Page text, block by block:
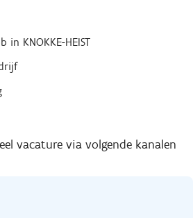
in KNOKKE-HEIST
vacature via volgende kanalen